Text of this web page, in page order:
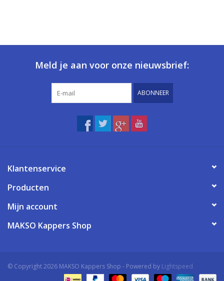
Meld je aan voor onze nieuwsbrief:
ABONNEER
Klantenservice
Producten
Mijn account
MAKSO Kappers Shop
© Copyright 2026 MAKSO Kappers Shop - Powered by Lightspeed